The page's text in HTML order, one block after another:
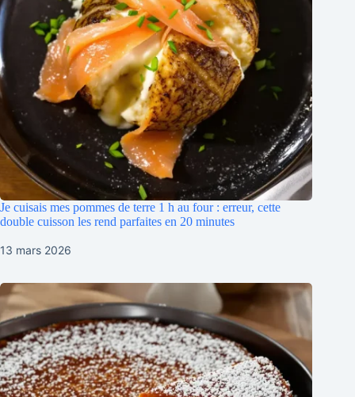
Je cuisais mes pommes de terre 1 h au four : erreur, cette
double cuisson les rend parfaites en 20 minutes
13 mars 2026